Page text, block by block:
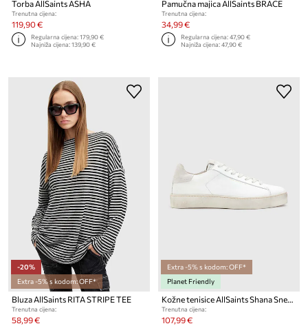
Torba AllSaints ASHA
Trenutna cijena:
119,90 €
Regularna cijena:179,90 €
Najniža cijena:139,90 €
Pamučna majica AllSaints BRACE
Trenutna cijena:
34,99 €
Regularna cijena:47,90 €
Najniža cijena:47,90 €
-20%
Extra -5% s kodom: OFF*
Bluza AllSaints RITA STRIPE TEE
Trenutna cijena:
58,99 €
Extra -5% s kodom: OFF*
Planet Friendly
Kožne tenisice AllSaints Shana Sneaker
Trenutna cijena:
107,99 €